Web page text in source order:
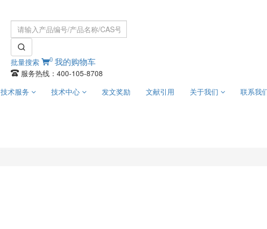
批量搜索 0我的购物车
服务热线：400-105-8708
技术服务 技术中心 发文奖励 文献引用 关于我们 联系我